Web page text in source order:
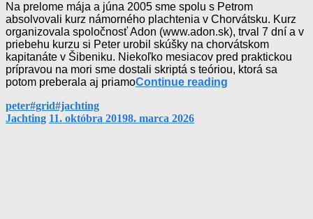
Na prelome mája a júna 2005 sme spolu s Petrom
absolvovali kurz námorného plachtenia v Chorvátsku. Kurz
organizovala spoločnosť Adon (www.adon.sk), trval 7 dní a v
priebehu kurzu si Peter urobil skúšky na chorvátskom
kapitanáte v Šibeniku. Niekoľko mesiacov pred praktickou
prípravou na mori sme dostali skriptá s teóriou, ktorá sa
potom preberala aj priamoContinue reading
By
peterTags
#grid#jachting
Categories
Jachting 11. októbra 20198. marca 2026